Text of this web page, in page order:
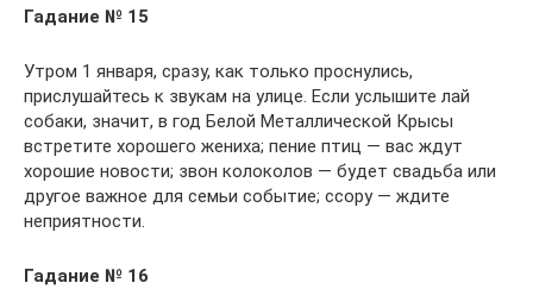
Гадание № 15
Утром 1 января, сразу, как только проснулись,
прислушайтесь к звукам на улице. Если услышите лай
собаки, значит, в год Белой Металлической Крысы
встретите хорошего жениха; пение птиц — вас ждут
хорошие новости; звон колоколов — будет свадьба или
другое важное для семьи событие; ссору — ждите
неприятности.
Гадание № 16